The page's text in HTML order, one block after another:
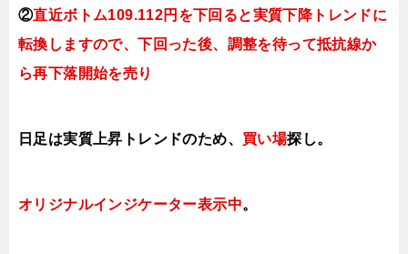
②直近ボトム109.112円を下回ると実質下降トレンドに
転換しますので、下回った後、調整を待って抵抗線か
ら再下落開始を売り
日足は実質上昇トレンドのため、 買い場探し。
オリジナルインジケーター表示中。